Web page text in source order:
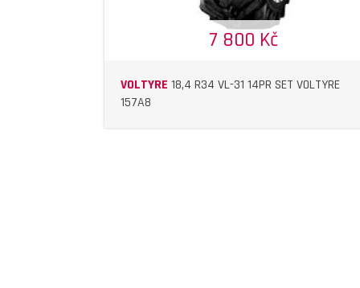
7 800 Kč
VOLTYRE 18,4 R34 VL-31 14PR SET VOLTYRE
157A8